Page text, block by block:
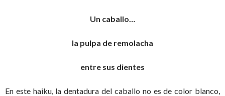
Un caballo…
la pulpa de remolacha
entre sus dientes
En este haiku, la dentadura del caballo no es de color blanco,